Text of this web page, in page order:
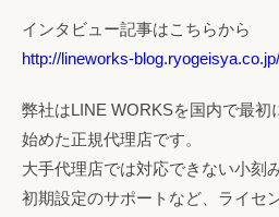
インタビュー記事はこちらから
http://lineworks-
弊社はLINE WORKSを国内で最初
始めた正規代理店です。
大手代理店では対応できない小刻
初期設定のサポートなど、ライセ